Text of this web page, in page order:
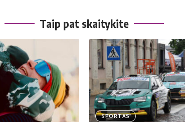
Taip pat skaitykite
SPORTAS